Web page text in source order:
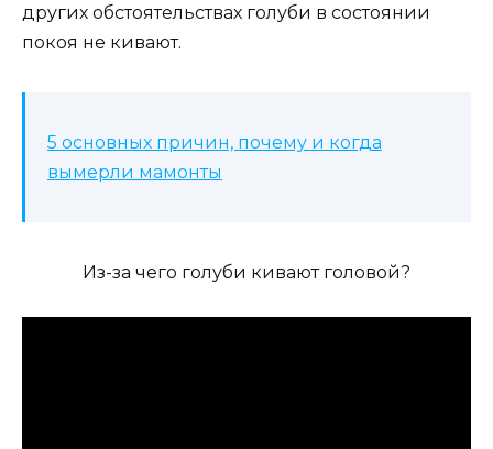
других обстоятельствах голуби в состоянии
покоя не кивают.
5 основных причин, почему и когда
вымерли мамонты
Из-за чего голуби кивают головой?